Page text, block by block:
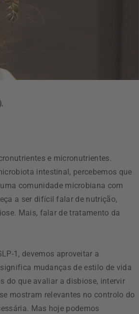
e micronutrientes.
intestinal, percebemos que
comunidade microbiana com
a ser difícil falar de nutrição,
Mais, falar de tratamento da
1, devemos aproveitar a
mudanças de estilo de vida
do que avaliar a disbiose, intervir
mostram relevantes no controlo do
Mas hoje podemos